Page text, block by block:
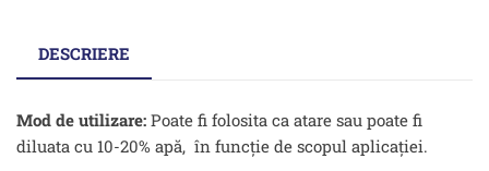
DESCRIERE
Mod de utilizare: Poate fi folosita ca atare sau poate fi
diluata cu 10-20% apă, în funcţie de scopul aplicaţiei.